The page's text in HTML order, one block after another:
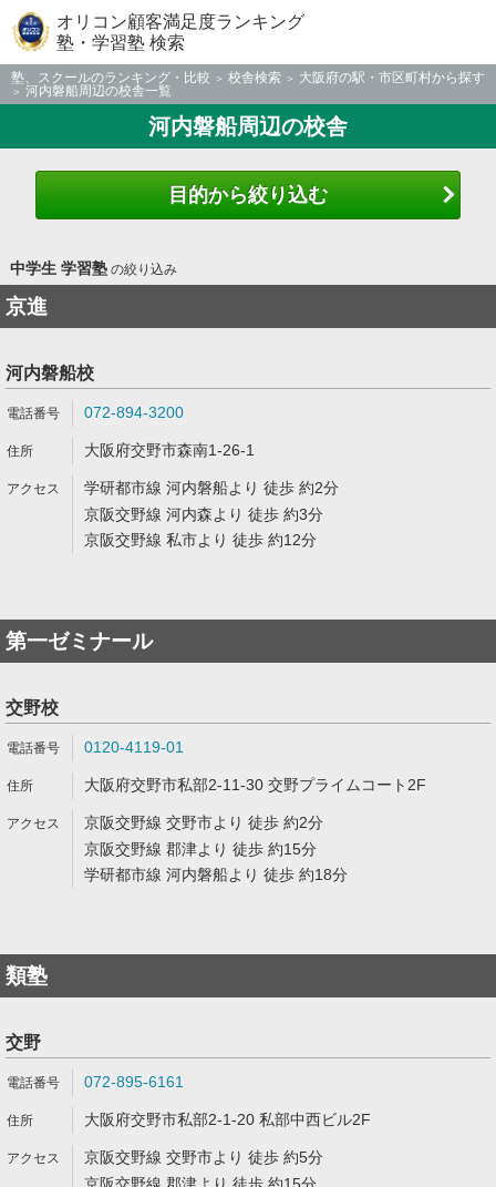
オリコン顧客満足度ランキング
塾・学習塾 検索
塾、スクールのランキング・比較 校舎検索
大阪府の駅・市区町村から探す
河内磐船周辺の校舎一覧
河内磐船周辺の校舎
目的から絞り込む
中学生 学習塾の絞り込み
京進
河内磐船校
072-894-3200
大阪府交野市森南1-26-1
学研都市線 河内磐船より 徒歩 約2分
京阪交野線 河内森より 徒歩 約3分
京阪交野線 私市より 徒歩 約12分
第一ゼミナール
交野校
0120-4119-01
大阪府交野市私部2-11-30 交野プライムコート2F
京阪交野線 交野市より 徒歩 約2分
京阪交野線 郡津より 徒歩 約15分
学研都市線 河内磐船より 徒歩 約18分
類塾
交野
072-895-6161
大阪府交野市私部2-1-20 私部中西ビル2F
京阪交野線 交野市より 徒歩 約5分